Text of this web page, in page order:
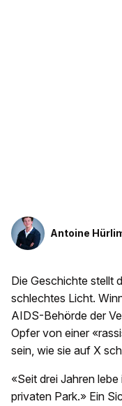
Antoine
Die Geschichte stellt
schlechtes Licht.
AIDS-Behörde der
Opfer von einer
sein, wie sie auf X
«Seit drei Jahren
privaten Park.» Ein